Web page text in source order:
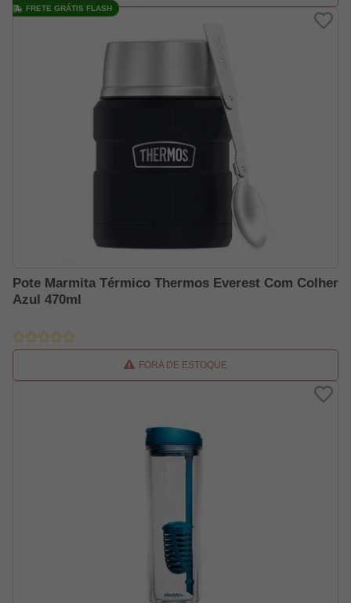
Pote Marmita Térmico Thermos Everest Com Colher
Azul 470ml
FORA DE ESTOQUE
FRETE GRÁTIS FLASH